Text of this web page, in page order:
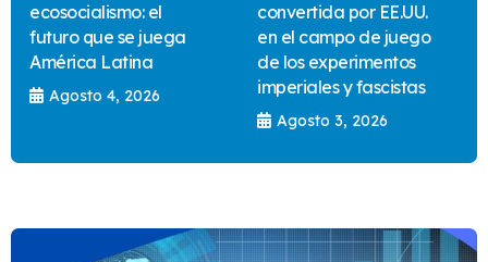
ecosocialismo: el
futuro que se juega
América Latina
Agosto 4, 2026
convertida por EE.UU.
en el campo de juego
de los experimentos
imperiales y fascistas
Agosto 3, 2026